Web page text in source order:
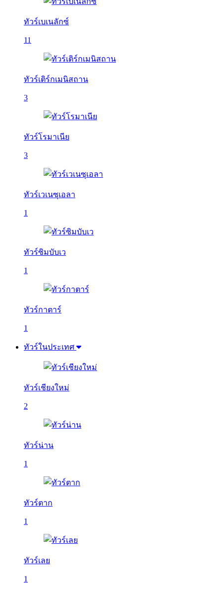
ทัวร์เบเนลักซ์
11
ทัวร์เติร์กเมนิสถาน
3
ทัวร์โรมาเนีย
3
ทัวร์เวเนซุเอลา
1
ทัวร์ซิมบับเว
1
ทัวร์กาตาร์
1
ทัวร์ในประเทศ
ทัวร์เชียงใหม่
2
ทัวร์น่าน
1
ทัวร์ตาก
1
ทัวร์เลย
1